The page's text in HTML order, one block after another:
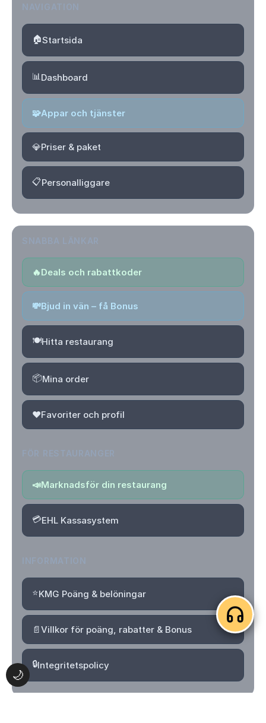
🌙
🏠Startsida
📊Dashboard
🧩Appar och tjänster
💎Priser & paket
📋Personalliggare
🔥Deals och rabattkoder
💸Bjud in vän – få Bonus
🍽️Hitta restaurang
📦Mina order
❤️Favoriter och profil
📣Marknadsför din restaurang
💳EHL Kassasystem
⭐KMG Poäng & belöningar
📄Villkor för poäng, rabatter & Bonus
🔒Integritetspolicy